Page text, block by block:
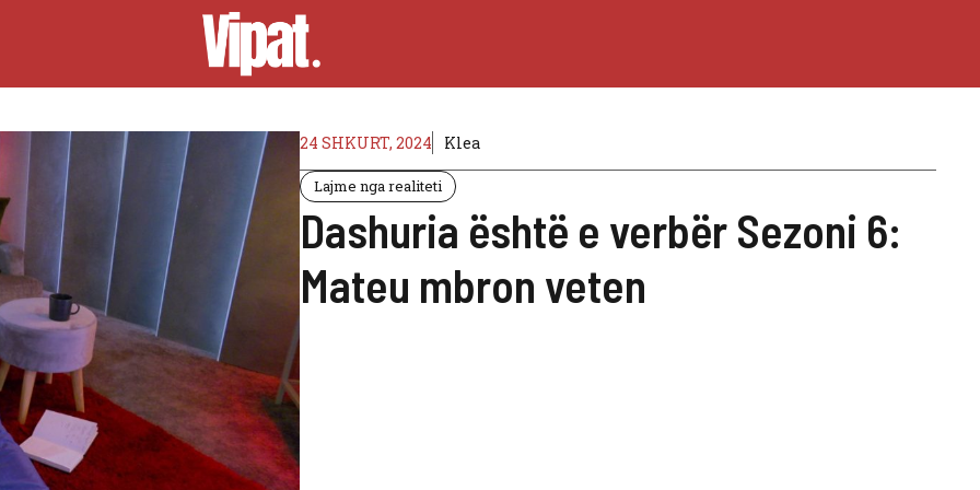
24 SHKURT, 2024 Klea
Lajme nga realiteti
Dashuria është e verbër Sezoni 6:
Mateu mbron veten